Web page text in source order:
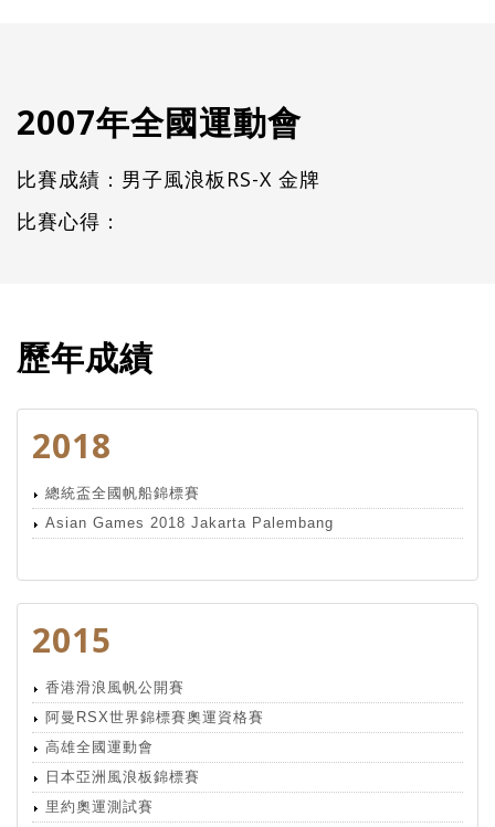
2007年全國運動會
比賽成績：男子風浪板RS-X 金牌
比賽心得：
歷年成績
2018
總統盃全國帆船錦標賽
Asian Games 2018 Jakarta Palembang
2015
香港滑浪風帆公開賽
阿曼RSX世界錦標賽奧運資格賽
高雄全國運動會
日本亞洲風浪板錦標賽
里約奧運測試賽